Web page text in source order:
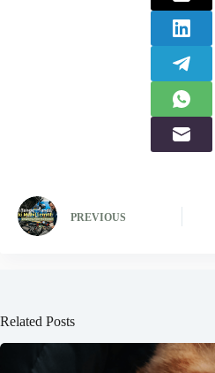
PREVIOUS
Related Posts